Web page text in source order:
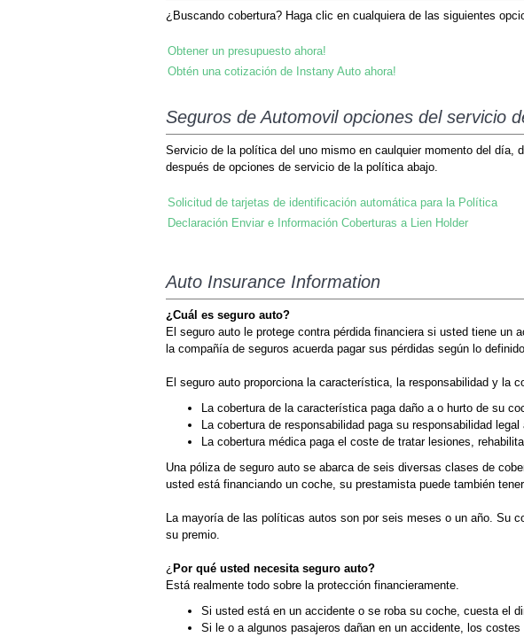
¿Buscando cobertura? Haga clic en cualquiera de las siguientes
Obtener un presupuesto ahora!
Obtén una cotización de Instany Auto ahora!
Seguros de Automovil opciones del servicio
Servicio de la política del uno mismo en caulquier momento del día,
después de opciones de servicio de la política abajo.
Solicitud de tarjetas de identificación automática para la Política
Declaración Enviar e Información Coberturas a Lien Holder
Auto Insurance Information
¿Cuál es seguro auto?
El seguro auto le protege contra pérdida financiera si usted tiene
la compañía de seguros acuerda pagar sus pérdidas según lo
El seguro auto proporciona la característica, la responsabilidad y la
La cobertura de la característica paga daño a o hurto de su
La cobertura de responsabilidad paga su responsabilidad
La cobertura médica paga el coste de tratar lesiones,
Una póliza de seguro auto se abarca de seis diversas clases de
usted está financiando un coche, su prestamista puede también
La mayoría de las políticas autos son por seis meses o un año. Su
su premio.
¿ Por qué usted necesita seguro auto?
Está realmente todo sobre la protección financieramente.
Si usted está en un accidente o se roba su coche, cuesta el
Si le o a algunos pasajeros dañan en un accidente, los